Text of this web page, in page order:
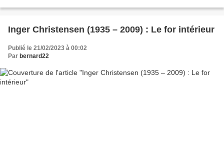
Inger Christensen (1935 – 2009) : Le for intérieur
Publié le 21/02/2023 à 00:02
Par bernard22